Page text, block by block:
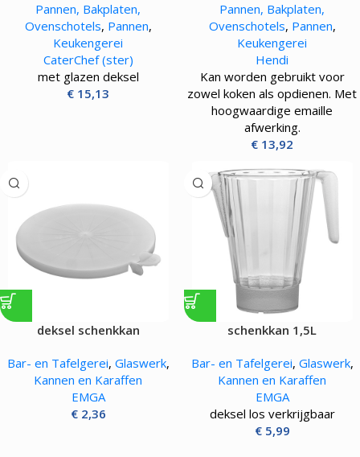
Pannen, Bakplaten,
Ovenschotels, Pannen,
Keukengerei
CaterChef (ster)
met glazen deksel
€ 15,13
Pannen, Bakplaten,
Ovenschotels, Pannen,
Keukengerei
Hendi
Kan worden gebruikt voor
zowel koken als opdienen. Met
hoogwaardige emaille
afwerking.
€ 13,92
deksel schenkkan
Bar- en Tafelgerei, Glaswerk,
Kannen en Karaffen
EMGA
€2,36
schenkkan 1,5L
Bar- en Tafelgerei, Glaswerk,
Kannen en Karaffen
EMGA
deksel los verkrijgbaar
€5,99